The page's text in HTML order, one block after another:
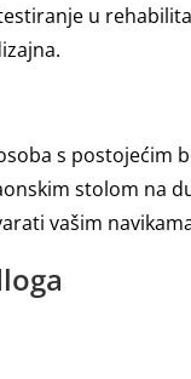
u
s
stolom na
vašim